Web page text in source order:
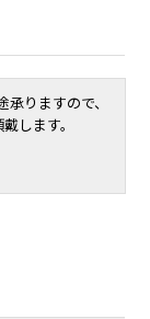
りますので、
します。